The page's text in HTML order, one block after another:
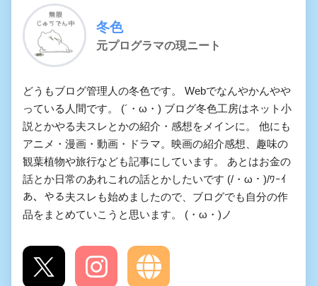
冬色
元プログラマの現ニート
どうもブログ管理人の冬色です。 Webでなんやかんやや
っている人間です。 (´・ω・) ブログ冬色工房はネット小
説とかやる夫スレとかの紹介・感想をメインに。 他にも
アニメ・漫画・動画・ドラマ。映画の紹介感想、趣味の
観葉植物や旅行なども記事にしています。 あとはお金の
話とか日常のあれこれの話とかしたいです (/・ω・)/ﾜｰｲ
あ、やる夫スレも始めましたので、ブログでも自分の作
品をまとめていこうと思います。 (・ω・)ノ